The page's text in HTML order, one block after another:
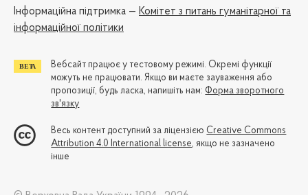
Iнформаційна підтримка — Комітет з питань гуманітарної та
інформаційної політики
Вебсайт працює у тестовому режимі. Окремі функції
можуть не працювати. Якщо ви маєте зауваження або
пропозиції, будь ласка, напишіть нам: Форма зворотного
зв'язку
Весь контент доступний за ліцензією Creative Commons
Attribution 4.0 International license, якщо не зазначено
інше